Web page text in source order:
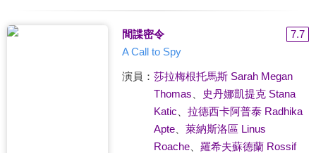
間諜密令
7.7
A Call to Spy
演員： 莎拉梅根托馬斯 Sarah Megan
Thomas
史丹娜凱提克 Stana
Katic
拉德西卡阿普泰 Radhika
Apte、 萊納斯洛區 Linus
Roache、 羅希夫蘇德蘭 Rossif